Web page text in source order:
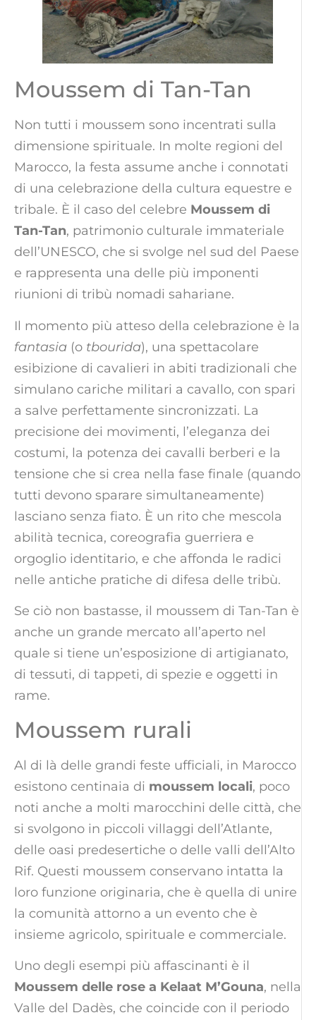
Moussem di Tan-Tan
Non tutti i moussem sono incentrati sulla
dimensione spirituale. In molte regioni del
Marocco, la festa assume anche i connotati
di una celebrazione della cultura equestre e
tribale. È il caso del celebre Moussem di
Tan-Tan, patrimonio culturale immateriale
dell’UNESCO, che si svolge nel sud del Paese
e rappresenta una delle più imponenti
riunioni di tribù nomadi sahariane.
Il momento più atteso della celebrazione è la
fantasia (o tbourida), una spettacolare
esibizione di cavalieri in abiti tradizionali che
simulano cariche militari a cavallo, con spari
a salve perfettamente sincronizzati. La
precisione dei movimenti, l’eleganza dei
costumi, la potenza dei cavalli berberi e la
tensione che si crea nella fase finale (quando
tutti devono sparare simultaneamente)
lasciano senza fiato. È un rito che mescola
abilità tecnica, coreografia guerriera e
orgoglio identitario, e che affonda le radici
nelle antiche pratiche di difesa delle tribù.
Se ciò non bastasse, il moussem di Tan-Tan è
anche un grande mercato all’aperto nel
quale si tiene un’esposizione di artigianato,
di tessuti, di tappeti, di spezie e oggetti in
rame.
Moussem rurali
Al di là delle grandi feste ufficiali, in Marocco
esistono centinaia di moussem locali, poco
noti anche a molti marocchini delle città, che
si svolgono in piccoli villaggi dell’Atlante,
delle oasi predesertiche o delle valli dell’Alto
Rif. Questi moussem conservano intatta la
loro funzione originaria, che è quella di unire
la comunità attorno a un evento che è
insieme agricolo, spirituale e commerciale.
Uno degli esempi più affascinanti è il
Moussem delle rose a Kelaat M’Gouna, nella
Valle del Dadès, che coincide con il periodo